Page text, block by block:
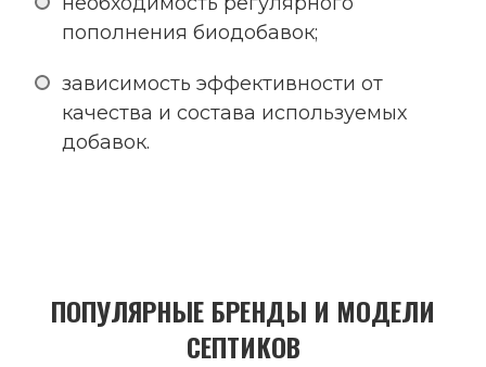
пополнения биодобавок;
зависимость эффективности от
качества и состава используемых
добавок.
ПОПУЛЯРНЫЕ БРЕНДЫ И МОДЕЛИ
СЕПТИКОВ